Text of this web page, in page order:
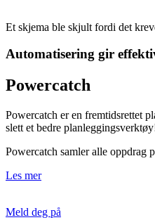
Et skjema ble skjult fordi det
Automatisering gir
Powercatch
Powercatch er en fremtidsrettet
slett et bedre
Powercatch samler alle oppdrag
Les mer
Meld deg på